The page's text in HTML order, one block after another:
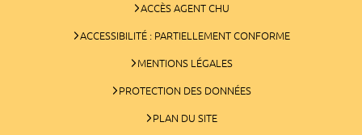
ACCÈS AGENT CHU
ACCESSIBILITÉ : PARTIELLEMENT CONFORME
MENTIONS LÉGALES
PROTECTION DES DONNÉES
PLAN DU SITE